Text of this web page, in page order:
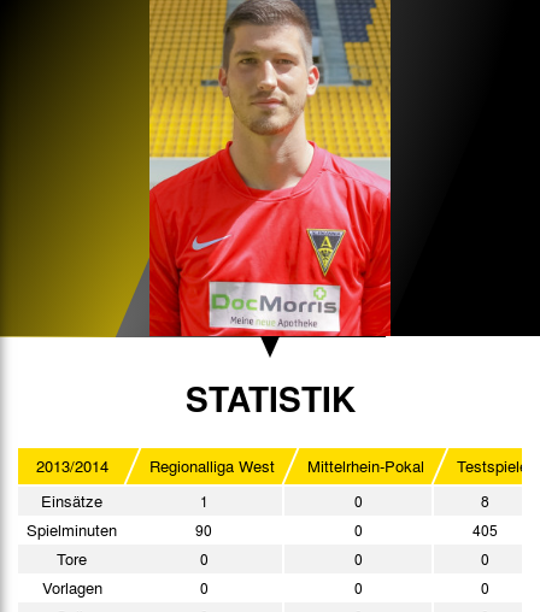
STATISTIK
2013/2014 Regionalliga West Mittelrhein-Pokal
Testspiele
Einsätze
1 0 8
Spielminuten 90 0 405
Tore 0 0 0
Vorlagen 0 0 0